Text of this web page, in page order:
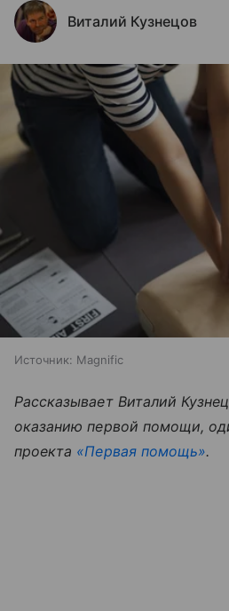
Виталий Кузнецов
Источник: Magnific
Рассказывает Виталий
оказанию первой помощи,
проекта «Первая помощь».